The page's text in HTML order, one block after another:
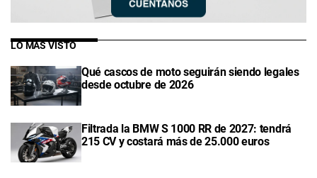
LO MÁS VISTO
Qué cascos de moto seguirán siendo legales
desde octubre de 2026
Filtrada la BMW S 1000 RR de 2027: tendrá
215 CV y costará más de 25.000 euros